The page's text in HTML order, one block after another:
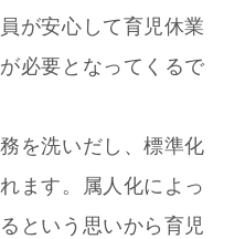
が安心して育児休業
必要となってくるで
を洗いだし、標準化
ます。
属人化によっ
という思いから育児